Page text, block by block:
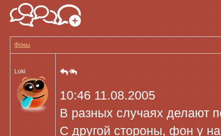
Фоны
Loki
10:46 11.08.2005
В разных случаях делают
С другой стороны, фон у